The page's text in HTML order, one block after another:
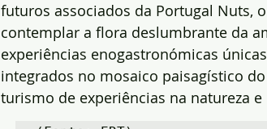
futuros associados da Portugal Nuts,
contemplar a flora deslumbrante da
experiências enogastronómicas
integrados no mosaico paisagístico
turismo de experiências na natureza